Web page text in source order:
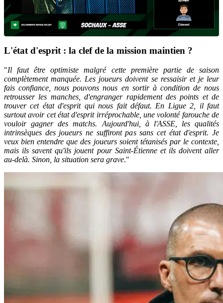
L'état d'esprit : la clef de la mission maintien ?
"Il faut être optimiste malgré cette première partie de saison
complètement manquée. Les joueurs doivent se ressaisir et je leur
fais confiance, nous pouvons nous en sortir à condition de nous
retrousser les manches, d'engranger rapidement des points et de
trouver cet état d'esprit qui nous fait défaut. En Ligue 2, il faut
surtout avoir cet état d'esprit irréprochable, une volonté farouche de
vouloir gagner des matchs. Aujourd'hui, à l'ASSE, les qualités
intrinsèques des joueurs ne suffiront pas sans cet état d'esprit. Je
veux bien entendre que des joueurs soient tétanisés par le contexte,
mais ils savent qu'ils jouent pour Saint-Étienne et ils doivent aller
au-delà. Sinon, la situation sera grave."